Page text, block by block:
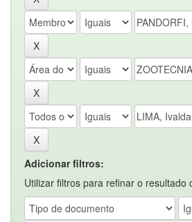
Adicionar filtros:
Utilizar filtros para refinar o resultado